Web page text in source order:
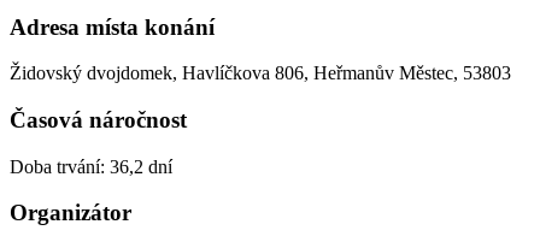
Adresa místa konání
Židovský dvojdomek, Havlíčkova 806, Heřmanův Městec, 53803
Časová náročnost
Doba trvání: 36,2 dní
Organizátor